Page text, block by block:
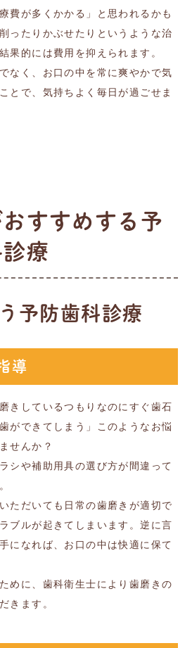
費が多くかかる」と思われるかも
ったりかぶせたりというような治
果的には費用を抑えられます。
なく、お口の中を常に爽やかで気
とで、気持ちよく毎日が過ごせま
すすめする予
療
予防歯科診療
導
きしているつもりなのにすぐ歯石
ができてしまう」このようなお悩
せんか？
シや補助用具の選び方が間違って
ただいても日常の歯磨きが適切で
ブルが起きてしまいます。逆に言
になれば、お口の中は快適に保て
めに、歯科衛生士により歯磨きの
きます。